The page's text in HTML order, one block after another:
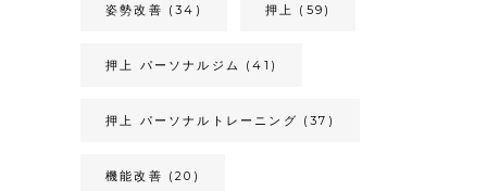
姿勢改善 (34) 押上 (59)
押上 パーソナルジム (41)
押上 パーソナルトレーニング (37)
機能改善 (20)